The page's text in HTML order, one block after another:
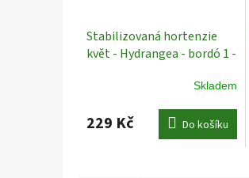
Stabilizovaná hortenzie
květ - Hydrangea - bordó 1 -
Skladem
229 Kč Do košíku